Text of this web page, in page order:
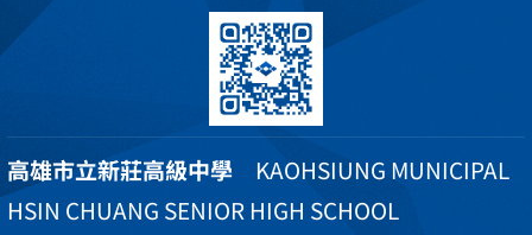
高雄市立新莊高級中學 KAOHSIUNG MUNICIPAL
HSIN CHUANG SENIOR HIGH SCHOOL